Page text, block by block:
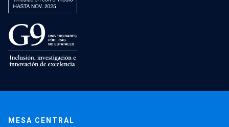
MESA CENTRAL